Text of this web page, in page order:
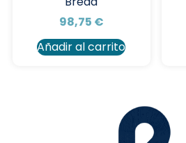
98,75 €
Añadir al carrito